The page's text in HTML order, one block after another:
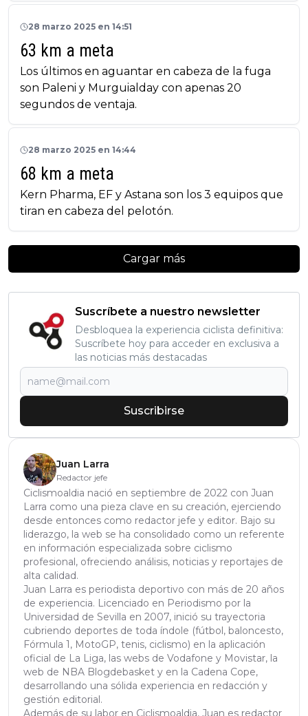
28 marzo 2025 en 14:51
63 km a meta
Los últimos en aguantar en cabeza de la fuga
son Paleni y Murguialday con apenas 20
segundos de ventaja.
28 marzo 2025 en 14:44
68 km a meta
Kern Pharma, EF y Astana son los 3 equipos que
tiran en cabeza del pelotón.
Cargar más
Suscríbete a nuestro newsletter
Desbloquea la experiencia ciclista definitiva:
Suscríbete hoy para acceder en exclusiva a
las noticias más destacadas
Suscribirse
Juan Larra
Redactor jefe
Ciclismoaldia nació en septiembre de 2022 con Juan
Larra como una pieza clave en su creación, ejerciendo
desde entonces como redactor jefe y editor. Bajo su
liderazgo, la web se ha consolidado como un referente
en información especializada sobre ciclismo
profesional, ofreciendo análisis, noticias y reportajes de
alta calidad.
Juan Larra es periodista deportivo con más de 20 años
de experiencia. Licenciado en Periodismo por la
Universidad de Sevilla en 2007, inició su trayectoria
cubriendo deportes de toda índole (fútbol, baloncesto,
Fórmula 1, MotoGP, tenis, ciclismo) en la aplicación
oficial de La Liga, las webs de Vodafone y Movistar, la
web de NBA Blogdebasket y en la Cadena Cope,
desarrollando una sólida experiencia en redacción y
gestión editorial.
Además de su labor en Ciclismoaldia, Juan es redactor